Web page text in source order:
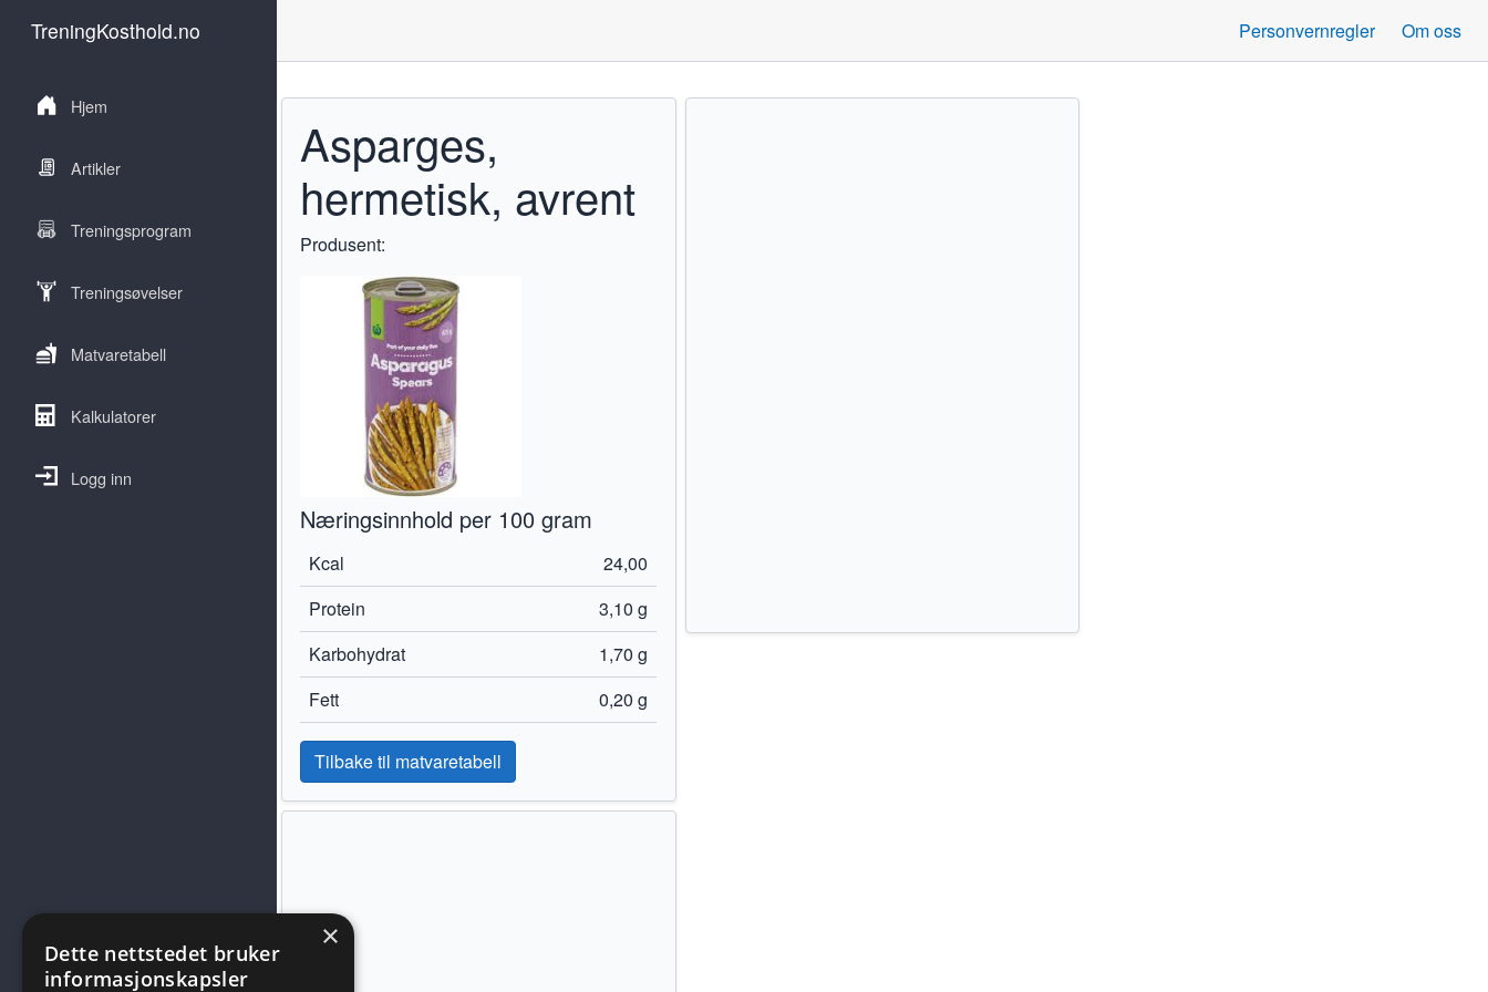
TreningKosthold.no
Hjem
Artikler
Treningsprogram
Treningsøvelser
Matvaretabell
Kalkulatorer
Logg inn
Personvernregler Om oss
Asparges,
hermetisk, avrent
Produsent:
Næringsinnhold per 100 gram
Kcal
24,00
Protein
3,10 g
Karbohydrat
1,70 g
Fett
0,20 g
Tilbake til matvaretabell
×
Dette nettstedet bruker
informasjonskapsler